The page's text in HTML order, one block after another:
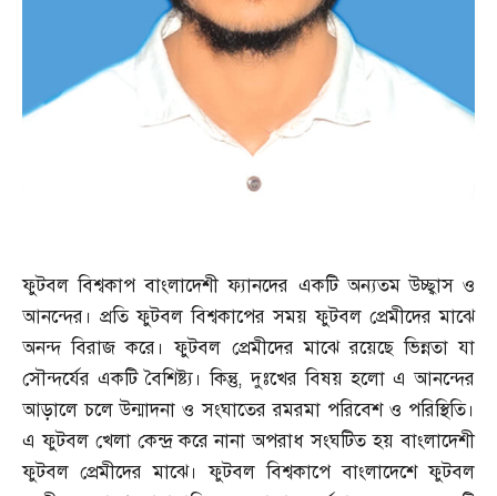
ফুটবল বিশ্বকাপ বাংলাদেশী ফ্যানদের একটি অন্যতম উচ্ছ্বাস ও
আনন্দের। প্রতি ফুটবল বিশ্বকাপের সময় ফুটবল প্রেমীদের মাঝে
অনন্দ বিরাজ করে। ফুটবল প্রেমীদের মাঝে রয়েছে ভিন্নতা যা
সৌন্দর্যের একটি বৈশিষ্ট্য। কিন্তু,দুঃখের বিষয় হলো এ আনন্দের
আড়ালে চলে উন্মাদনা ও সংঘাতের রমরমা পরিবেশ ও পরিস্থিতি।
এ ফুটবল খেলা কেন্দ্র করে নানা অপরাধ সংঘটিত হয় বাংলাদেশী
ফুটবল প্রেমীদের মাঝে। ফুটবল বিশ্বকাপে বাংলাদেশে ফুটবল